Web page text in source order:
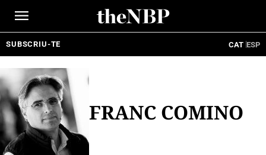
SUBSCRIU-TE CAT ESP
FRANC COMINO